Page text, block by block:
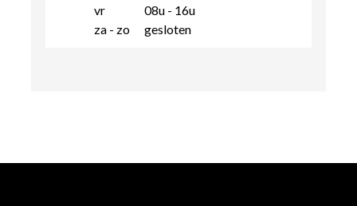
vr
08u - 16u
za - zo
gesloten